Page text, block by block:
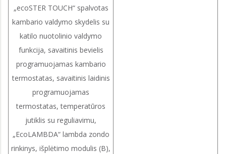
„ecoSTER TOUCH“ spalvotas
kambario valdymo skydelis su
katilo nuotolinio valdymo
funkcija, savaitinis bevielis
programuojamas kambario
termostatas, savaitinis laidinis
programuojamas
termostatas, temperatūros
jutiklis su reguliavimu,
„EcoLAMBDA“ lambda zondo
rinkinys, išplėtimo modulis (B),